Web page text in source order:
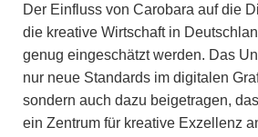
Der Einfluss von Carobara auf die
die kreative Wirtschaft in
genug eingeschätzt werden. Das
nur neue Standards im digitalen
sondern auch dazu beigetragen,
ein Zentrum für kreative Exzellenz